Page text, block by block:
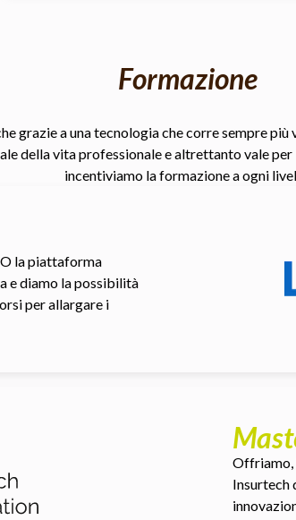
Formazione
grazie a una tecnologia che corre sempre
della vita professionale e altrettanto vale
incentiviamo la formazione a ogni
la piattaforma
e diamo la possibilità
per allargare i
Offriamo,
Insurtech